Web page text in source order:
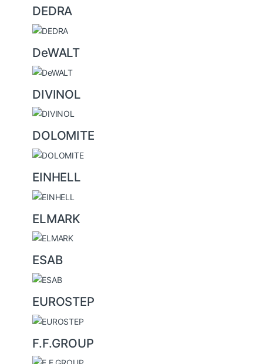
DEDRA
DeWALT
DIVINOL
DOLOMITE
EINHELL
ELMARK
ESAB
EUROSTEP
F.F.GROUP